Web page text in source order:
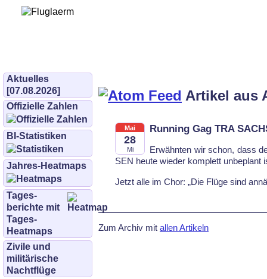
Aktuelles
[07.08.2026]
Offizielle Zahlen
BI-Statistiken
Jahres-Heatmaps
Tages­
berichte mit
Tages-
Heatmaps
Zivile und
militärische
Nachtflüge
Artikel aus
Mai
28
Mi
Running Gag TRA
Er­wähn­ten wir schon, dass
SEN heu­te wie­der kom­plett un­be­plant
Jetzt al­le im Chor: „Die Flü­ge sind
Zum Archiv mit allen Artikeln